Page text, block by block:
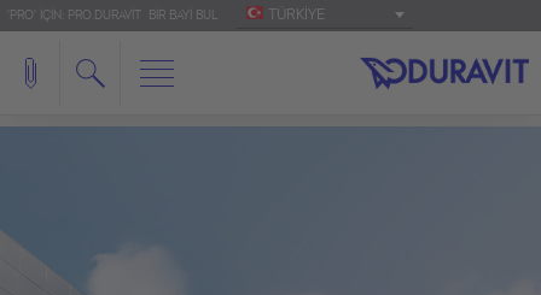
'PRO' IÇIN: PRO.DURAVIT BIR BAYI BUL TÜRKIYE